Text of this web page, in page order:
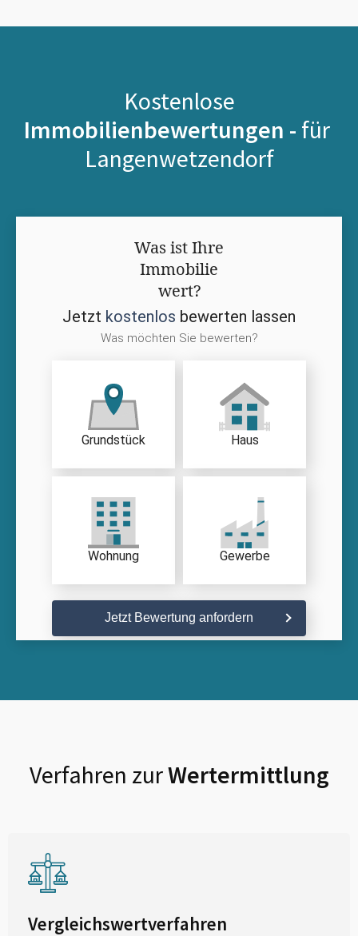
Kostenlose
Immobilienbewertungen - für
Langenwetzendorf
Was ist Ihre
Immobilie
wert?
Jetzt kostenlos bewerten lassen
Was möchten Sie bewerten?
Grundstück Haus
Wohnung Gewerbe
Jetzt Bewertung anfordern
Verfahren zurWertermittlung
Vergleichswertverfahren